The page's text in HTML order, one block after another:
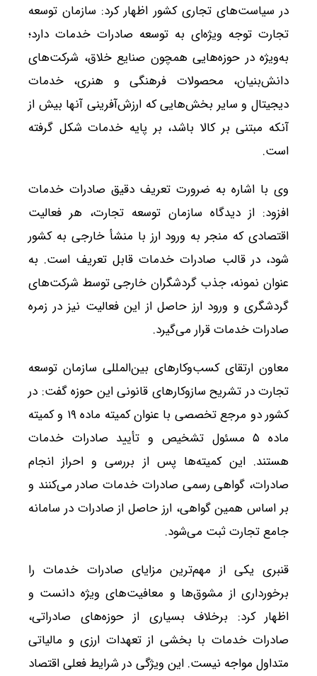
در سیاست‌های تجاری کشور اظهار کرد: سازمان توسعه
تجارت توجه ویژه‌ای به توسعه صادرات خدمات دارد؛
به‌ویژه در حوزه‌هایی همچون صنایع خلاق، شرکت‌های
دانش‌بنیان، محصولات فرهنگی و هنری، خدمات
دیجیتال و سایر بخش‌هایی که ارزش‌آفرینی آنها بیش از
آنکه مبتنی بر کالا باشد، بر پایه خدمات شکل گرفته
است.
وی با اشاره به ضرورت تعریف دقیق صادرات خدمات
افزود: از دیدگاه سازمان توسعه تجارت، هر فعالیت
اقتصادی که منجر به ورود ارز با منشأ خارجی به کشور
شود، در قالب صادرات خدمات قابل تعریف است. به
عنوان نمونه، جذب گردشگران خارجی توسط شرکت‌های
گردشگری و ورود ارز حاصل از این فعالیت نیز در زمره
صادرات خدمات قرار می‌گیرد.
معاون ارتقای کسب‌وکارهای بین‌المللی سازمان توسعه
تجارت در تشریح سازوکارهای قانونی این حوزه گفت: در
کشور دو مرجع تخصصی با عنوان کمیته ماده ۱۹ و کمیته
ماده ۵ مسئول تشخیص و تأیید صادرات خدمات
هستند. این کمیته‌ها پس از بررسی و احراز انجام
صادرات، گواهی رسمی صادرات خدمات صادر می‌کنند و
بر اساس همین گواهی، ارز حاصل از صادرات در سامانه
جامع تجارت ثبت می‌شود.
قنبری یکی از مهم‌ترین مزایای صادرات خدمات را
برخورداری از مشوق‌ها و معافیت‌های ویژه دانست و
اظهار کرد: برخلاف بسیاری از حوزه‌های صادراتی،
صادرات خدمات با بخشی از تعهدات ارزی و مالیاتی
متداول مواجه نیست. این ویژگی در شرایط فعلی اقتصاد